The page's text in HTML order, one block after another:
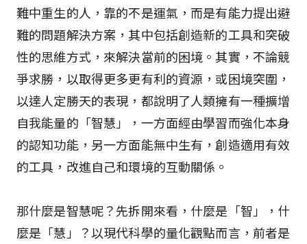
難中重生的人，靠的不是運氣，而是有能力提出避
難的問題解決方案，其中包括創造新的工具和突破
性的思維方式，來解決當前的困境。其實，不論競
爭求勝，以取得更多更有利的資源，或困境突圍，
以達人定勝天的表現，都說明了人類擁有一種擴增
自我能量的「智慧」，一方面經由學習而強化本身
的認知功能，另一方面能無中生有，創造適用有效
的工具，改進自己和環境的互動關係。
那什麼是智慧呢？先拆開來看，什麼是「智」，什
麼是「慧」？以現代科學的量化觀點而言，前者是